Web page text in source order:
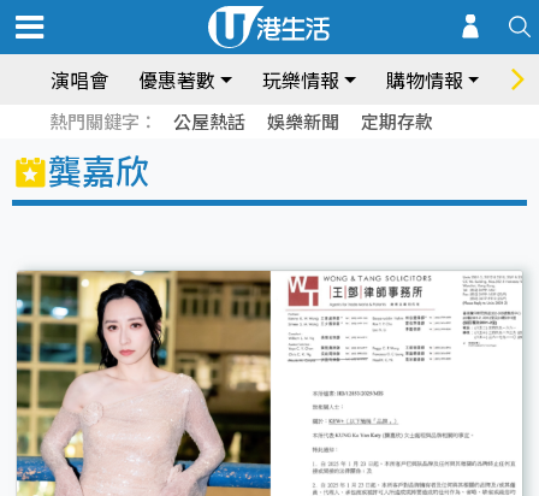
演唱會 優惠著數 玩樂情報 購物情報 飲
熱門關鍵字： 公屋熱話 娛樂新聞 定期存款
龔嘉欣